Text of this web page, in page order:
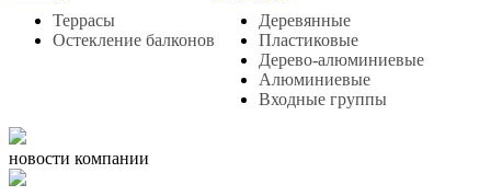
Террасы
Остекление балконов
Деревянные
Пластиковые
Дерево-алюминиевые
Алюминиевые
Входные группы
новости компании